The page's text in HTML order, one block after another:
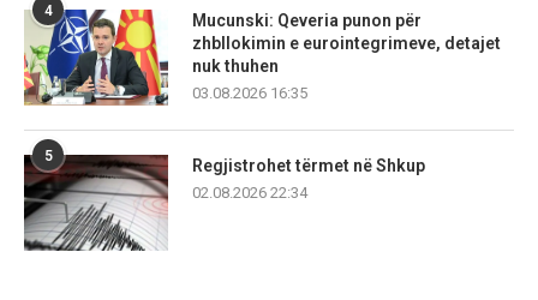
4
Mucunski: Qeveria punon për
zhbllokimin e eurointegrimeve, detajet
nuk thuhen
03.08.2026 16:35
5
Regjistrohet tërmet në Shkup
02.08.2026 22:34